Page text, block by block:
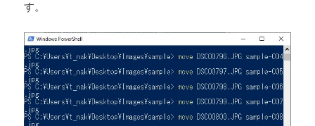
す。